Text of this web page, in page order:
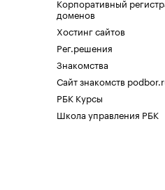
Корпоративный
доменов
Хостинг сайтов
Рег.решения
Знакомства
Сайт знакомств
РБК Курсы
Школа управления РБК